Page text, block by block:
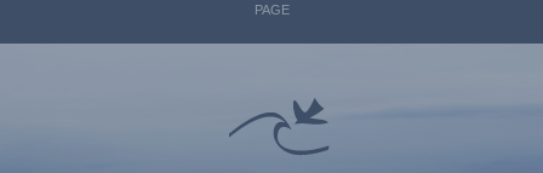
PAGE